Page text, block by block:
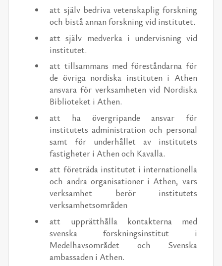
att själv bedriva vetenskaplig forskning
och bistå annan forskning vid institutet.
att själv medverka i undervisning vid
institutet.
att tillsammans med föreståndarna för
de övriga nordiska instituten i Athen
ansvara för verksamheten vid Nordiska
Biblioteket i Athen.
att ha övergripande ansvar för
institutets administration och personal
samt för underhållet av institutets
fastigheter i Athen och Kavalla.
att företräda institutet i internationella
och andra organisationer i Athen, vars
verksamhet berör institutets
verksamhetsområden
att upprätthålla kontakterna med
svenska forskningsinstitut i
Medelhavsområdet och Svenska
ambassaden i Athen.